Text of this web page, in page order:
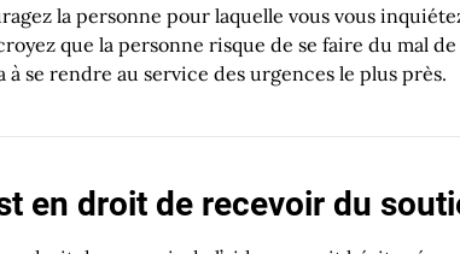
la personne pour laquelle vous vous
que la personne risque de se faire du mal
se rendre au service des urgences le plus près.
en droit de recevoir du